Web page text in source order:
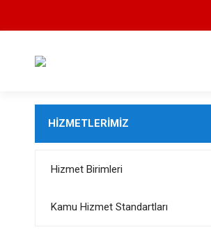
HİZMETLERİMİZ
Hizmet Birimleri
Kamu Hizmet Standartları